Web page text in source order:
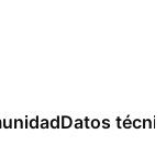
Datos